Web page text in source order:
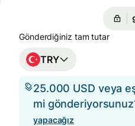
Gönderdiğiniz tam tutar
TRY
25.000 USD veya
mi
yapacağız